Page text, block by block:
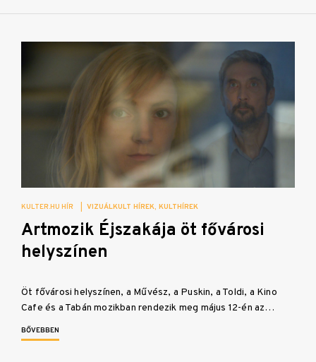
KULTER.HU HÍR VIZUÁLKULT HÍREK KULTHÍREK
Artmozik Éjszakája öt fővárosi
helyszínen
Öt fővárosi helyszínen, a Művész, a Puskin, a Toldi, a Kino
Cafe és a Tabán mozikban rendezik meg május 12-én az…
BŐVEBBEN